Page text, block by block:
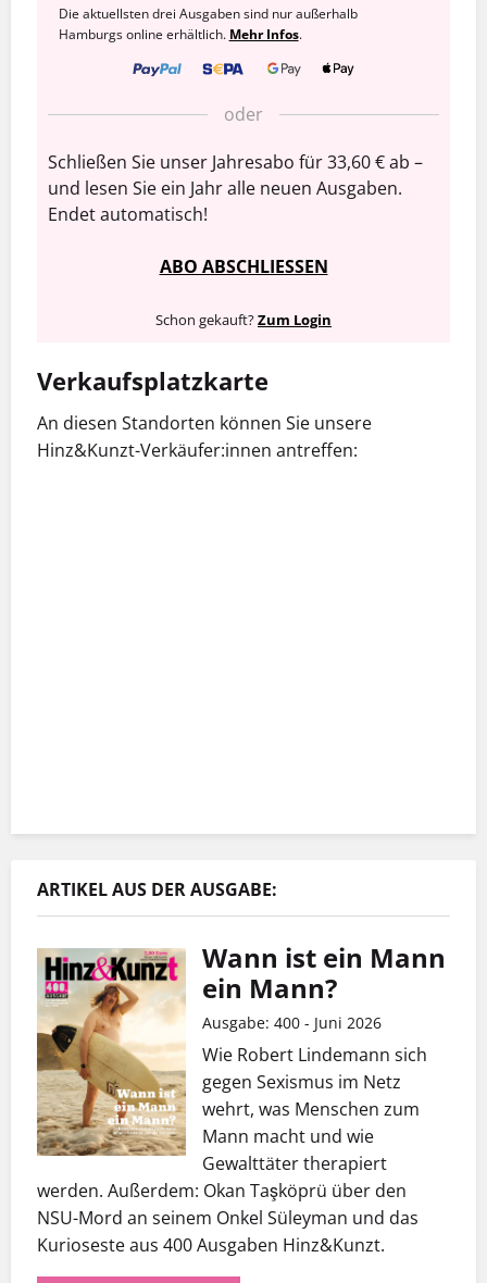
Die aktuellsten drei Ausgaben sind nur außerhalb
Hamburgs online erhältlich. Mehr Infos.
oder
Schließen Sie unser Jahresabo für 33,60 € ab –
und lesen Sie ein Jahr alle neuen Ausgaben.
Endet automatisch!
ABO ABSCHLIESSEN
Schon gekauft?Zum Login
Verkaufsplatzkarte
An diesen Standorten können Sie unsere
Hinz&Kunzt-Verkäufer:innen antreffen:
ARTIKEL AUS DER AUSGABE:
Wann ist ein Mann
ein Mann?
Ausgabe: 400 - Juni 2026
Wie Robert Lindemann sich
gegen Sexismus im Netz
wehrt, was Menschen zum
Mann macht und wie
Gewalttäter therapiert
werden. Außerdem: Okan Taşköprü über den
NSU-Mord an seinem Onkel Süleyman und das
Kurioseste aus 400 Ausgaben Hinz&Kunzt.